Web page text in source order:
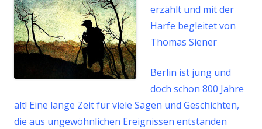
erzählt und mit der
Harfe begleitet von
Thomas Siener
Berlin ist jung und
doch schon 800 Jahre
alt! Eine lange Zeit für viele Sagen und Geschichten,
die aus ungewöhnlichen Ereignissen entstanden